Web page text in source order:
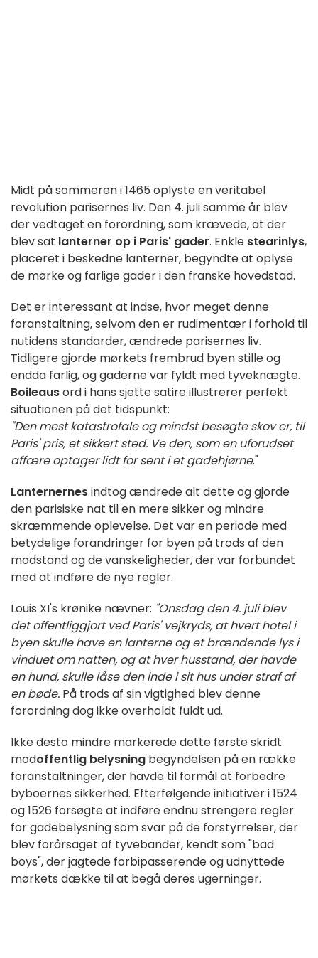
Midt på sommeren i 1465 oplyste en veritabel
revolution parisernes liv. Den 4. juli samme år blev
der vedtaget en forordning, som krævede, at der
blev sat lanterner op i Paris' gader. Enkle stearinlys,
placeret i beskedne lanterner, begyndte at oplyse
de mørke og farlige gader i den franske hovedstad.
Det er interessant at indse, hvor meget denne
foranstaltning, selvom den er rudimentær i forhold til
nutidens standarder, ændrede parisernes liv.
Tidligere gjorde mørkets frembrud byen stille og
endda farlig, og gaderne var fyldt med tyveknægte.
Boileausord i hans sjette satire illustrerer perfekt
situationen på det tidspunkt:
"Den mest katastrofale og mindst besøgte skov er, til
Paris' pris, et sikkert sted. Ve den, som en uforudset
affære optager lidt for sent i et gadehjørne."
Lanternernesindtog ændrede alt dette og gjorde
den parisiske nat til en mere sikker og mindre
skræmmende oplevelse. Det var en periode med
betydelige forandringer for byen på trods af den
modstand og de vanskeligheder, der var forbundet
med at indføre de nye regler.
Louis XI's krønike nævner: "Onsdag den 4. juli blev
det offentliggjort ved Paris' vejkryds, at hvert hotel i
byen skulle have en lanterne og et brændende lys i
vinduet om natten, og at hver husstand, der havde
en hund, skulle låse den inde i sit hus under straf af
en bøde. På trods af sin vigtighed blev denne
forordning dog ikke overholdt fuldt ud.
Ikke desto mindre markerede dette første skridt
modoffentlig belysning begyndelsen på en række
foranstaltninger, der havde til formål at forbedre
byboernes sikkerhed. Efterfølgende initiativer i 1524
og 1526 forsøgte at indføre endnu strengere regler
for gadebelysning som svar på de forstyrrelser, der
blev forårsaget af tyvebander, kendt som "bad
boys", der jagtede forbipasserende og udnyttede
mørkets dække til at begå deres ugerninger.